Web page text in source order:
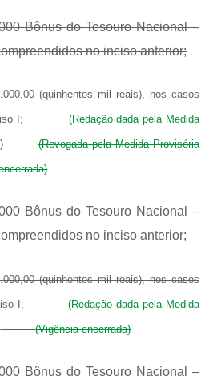
Bônus do Tesouro Nacional –
no inciso anterior;
(quinhentos mil reais), nos casos
inciso I; (Redação dada pela Medida
(Revogada pela Medida Provisória
Bônus do Tesouro Nacional –
no inciso anterior;
(quinhentos mil reais), nos casos
inciso I;(Redação dada pela Medida
(Vigência encerrada)
Bônus do Tesouro Nacional –